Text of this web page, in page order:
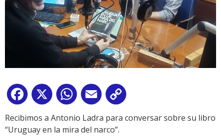
Facebook
X WhatsApp
Email
Link
Recibimos a Antonio Ladra para conversar sobre su libro
“Uruguay en la mira del narco”.